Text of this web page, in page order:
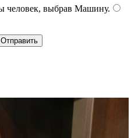
человек, выбрав Машину.